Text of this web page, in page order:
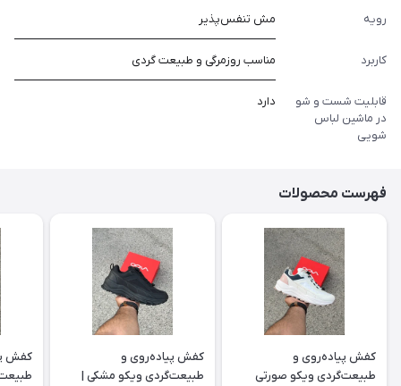
رویه مش تنفس‌پذیر
کاربرد مناسب روزمرگی و طبیعت گردی
قابلیت شست و شو
در ماشین لباس
شویی
دارد
فهرست محصولات
کفش پیاده‌روی و
طبیعت‌گردی ویکو صورتی
کفش پیاده‌روی و
طبیعت‌گردی ویکو مشکی |
کفش